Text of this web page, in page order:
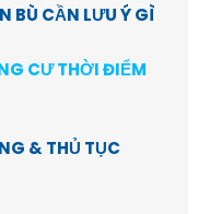
BÙ CẦN LƯU Ý GÌ
CƯ THỜI ĐIỂM
& THỦ TỤC